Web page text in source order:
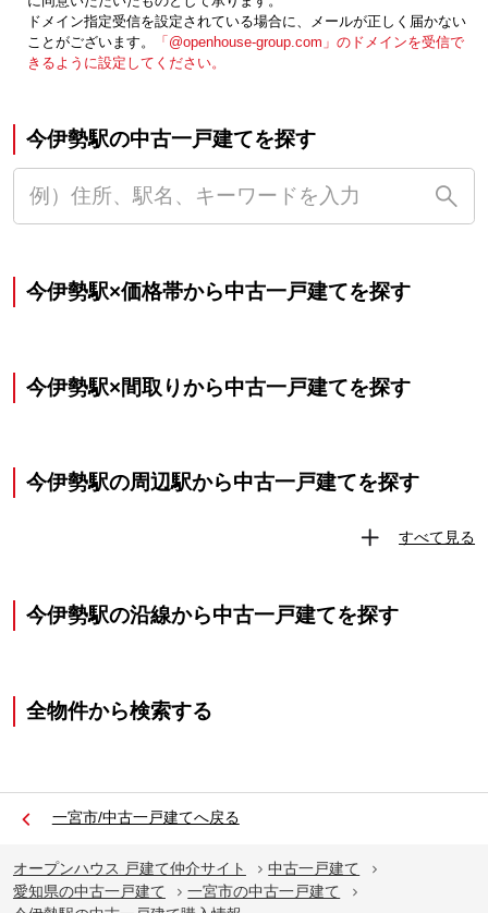
ドメイン指定受信を設定されている場合に、メールが正しく届かない
ことがございます。
「@openhouse-group.com」のドメインを受信で
きるように設定してください。
今伊勢駅の中古一戸建てを探す
今伊勢駅×価格帯から中古一戸建てを探す
今伊勢駅×間取りから中古一戸建てを探す
今伊勢駅の周辺駅から中古一戸建てを探す
すべて見る
今伊勢駅の沿線から中古一戸建てを探す
全物件から検索する
一宮市/中古一戸建てへ戻る
オープンハウス 戸建て仲介サイト
中古一戸建て
愛知県の中古一戸建て
一宮市の中古一戸建て